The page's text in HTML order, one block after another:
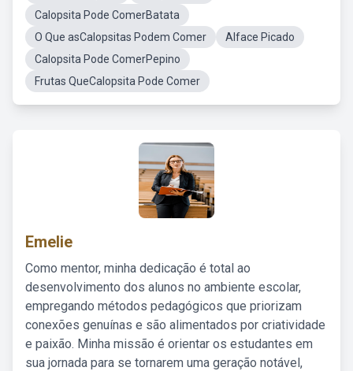
Calopsita Pode ComerBatata
O Que asCalopsitas Podem Comer
Alface Picado
Calopsita Pode ComerPepino
Frutas QueCalopsita Pode Comer
Emelie
Como mentor, minha dedicação é total ao
desenvolvimento dos alunos no ambiente escolar,
empregando métodos pedagógicos que priorizam
conexões genuínas e são alimentados por criatividade
e paixão. Minha missão é orientar os estudantes em
sua jornada para se tornarem uma geração notável,